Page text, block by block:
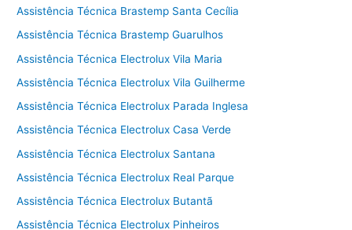
Assistência Técnica Brastemp Santa Cecília
Assistência Técnica Brastemp Guarulhos
Assistência Técnica Electrolux Vila Maria
Assistência Técnica Electrolux Vila Guilherme
Assistência Técnica Electrolux Parada Inglesa
Assistência Técnica Electrolux Casa Verde
Assistência Técnica Electrolux Santana
Assistência Técnica Electrolux Real Parque
Assistência Técnica Electrolux Butantã
Assistência Técnica Electrolux Pinheiros